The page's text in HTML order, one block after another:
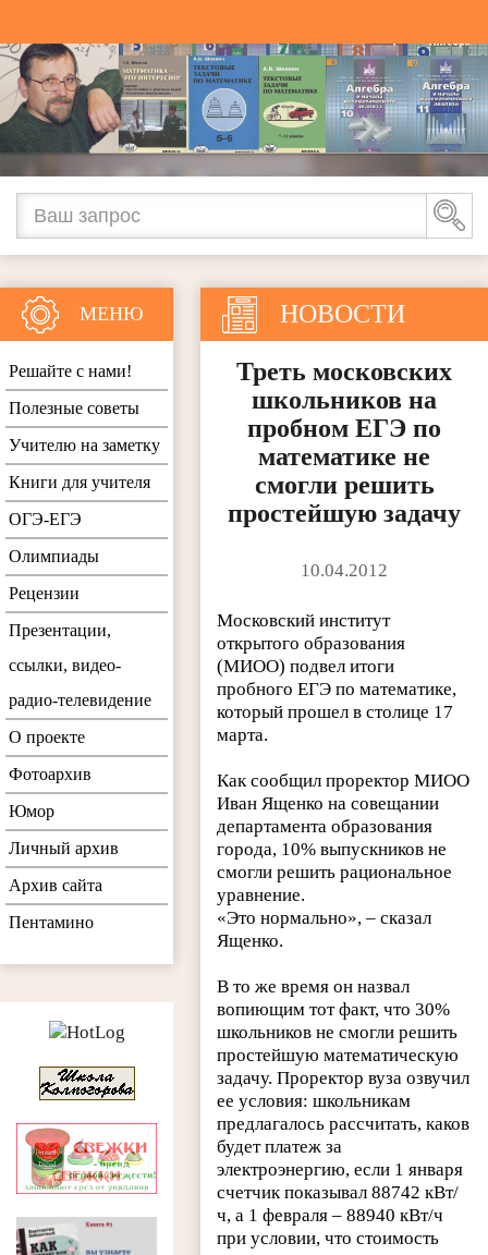
НОВОСТИ
Треть московских
школьников на
пробном ЕГЭ по
математике не
смогли решить
простейшую задачу
10.04.2012
Московский институт
открытого образования
(МИОО) подвел итоги
пробного ЕГЭ по математике,
который прошел в столице 17
марта.
Как сообщил проректор МИОО
Иван Ященко на совещании
департамента образования
города, 10% выпускников не
смогли решить рациональное
уравнение.
«Это нормально», – сказал
Ященко.
В то же время он назвал
вопиющим тот факт, что 30%
школьников не смогли решить
простейшую математическую
задачу. Проректор вуза озвучил
ее условия: школьникам
предлагалось рассчитать, каков
будет платеж за
электроэнергию, если 1 января
счетчик показывал 88742 кВт/
ч, а 1 февраля – 88940 кВт/ч
при условии, что стоимость
МЕНЮ
Решайте с нами!
Полезные советы
Учителю на заметку
Книги для учителя
ОГЭ-ЕГЭ
Олимпиады
Рецензии
Презентации,
ссылки, видео-
радио-телевидение
О проекте
Фотоархив
Юмор
Личный архив
Архив сайта
Пентамино